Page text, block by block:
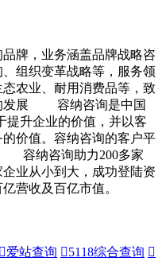
牌，业务涵盖品牌战略咨
组织变革战略等，服务领
农业、耐用消费品等，致
发展 容纳咨询是中国
提升企业的价值，并以客
价值。容纳咨询的客户平
容纳咨询助力200多家
业从小到大，成功登陆资
营收及百亿市值。
爱站查询 5118综合查询 